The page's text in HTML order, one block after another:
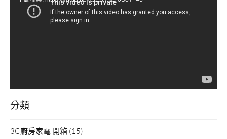
分類
3C廚房家電 開箱 (15)